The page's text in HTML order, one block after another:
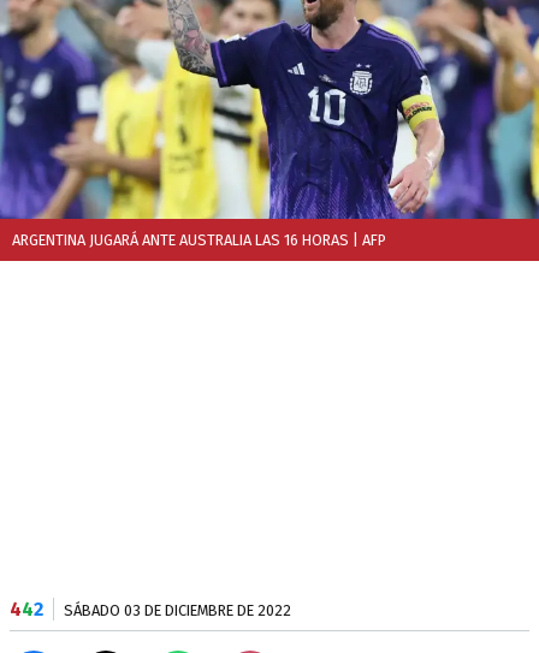
ARGENTINA JUGARÁ ANTE AUSTRALIA LAS 16 HORAS | AFP
442 SÁBADO 03 DE DICIEMBRE DE 2022